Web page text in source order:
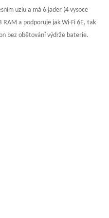
uzlu a má 6 jader (4 vysoce
RAM a podporuje jak Wi-Fi 6E, tak
bez obětování výdrže baterie.